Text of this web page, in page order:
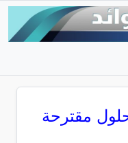
مقترحة